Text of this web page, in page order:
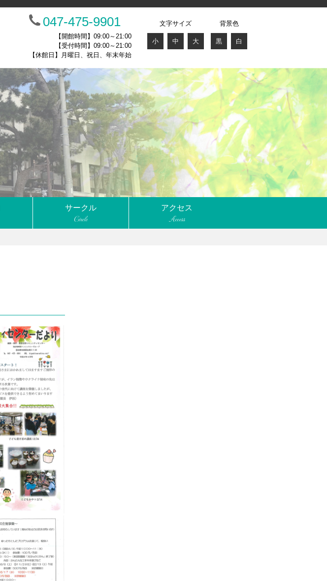
047-475-9901
【開館時間】09:00～21:00
【受付時間】09:00～21:00
【休館日】月曜日、祝日、年末年始
文字サイズ
小 中 大
背景色
黒 白
サークル
Circle
アクセス
Access